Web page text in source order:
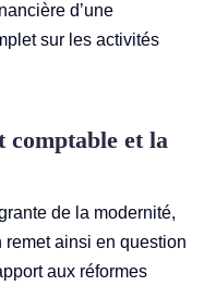
d’une
sur les activités
et la
de la modernité,
remet ainsi en question
aux réformes